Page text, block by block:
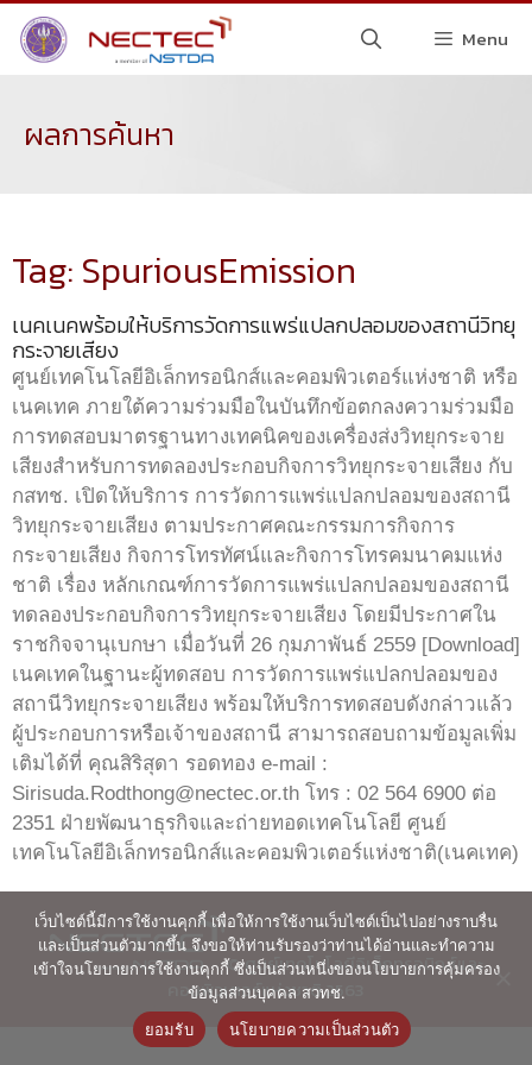
Menu
ผลการค้นหา
Tag: SpuriousEmission
เนคเนคพร้อมให้บริการวัดการแพร่แปลกปลอมของสถานีวิทยุ
กระจายเสียง
ศูนย์เทคโนโลยีอิเล็กทรอนิกส์และคอมพิวเตอร์แห่งชาติ หรือ
เนคเทค ภายใต้ความร่วมมือในบันทึกข้อตกลงความร่วมมือ
การทดสอบมาตรฐานทางเทคนิคของเครื่องส่งวิทยุกระจาย
เสียงสำหรับการทดลองประกอบกิจการวิทยุกระจายเสียง กับ
กสทช. เปิดให้บริการ การวัดการแพร่แปลกปลอมของสถานี
วิทยุกระจายเสียง ตามประกาศคณะกรรมการกิจการ
กระจายเสียง กิจการโทรทัศน์และกิจการโทรคมนาคมแห่ง
ชาติ เรื่อง หลักเกณฑ์การวัดการแพร่แปลกปลอมของสถานี
ทดลองประกอบกิจการวิทยุกระจายเสียง โดยมีประกาศใน
ราชกิจจานุเบกษา เมื่อวันที่ 26 กุมภาพันธ์ 2559 [Download]
เนคเทคในฐานะผู้ทดสอบ การวัดการแพร่แปลกปลอมของ
สถานีวิทยุกระจายเสียง พร้อมให้บริการทดสอบดังกล่าวแล้ว
ผู้ประกอบการหรือเจ้าของสถานี สามารถสอบถามข้อมูลเพิ่ม
เติมได้ที่ คุณสิริสุดา รอดทอง e-mail :
Sirisuda.Rodthong@nectec.or.th โทร : 02 564 6900 ต่อ
2351 ฝ่ายพัฒนาธุรกิจและถ่ายทอดเทคโนโลยี ศูนย์
เทคโนโลยีอิเล็กทรอนิกส์และคอมพิวเตอร์แห่งชาติ(เนคเทค)
© ศูนย์เทคโนโลยีอิเล็กทรอนิกส์และ
คอมพิวเตอร์แห่งชาติ 2563
เว็บไซต์นี้มีการใช้งานคุกกี้ เพื่อให้การใช้งานเว็บไซต์เป็นไปอย่างราบรื่น
และเป็นส่วนตัวมากขึ้น จึงขอให้ท่านรับรองว่าท่านได้อ่านและทำความ
เข้าใจนโยบายการใช้งานคุกกี้ ซึ่งเป็นส่วนหนึ่งของนโยบายการคุ้มครอง
ข้อมูลส่วนบุคคล สวทช.
ยอมรับ
นโยบายความเป็นส่วนตัว